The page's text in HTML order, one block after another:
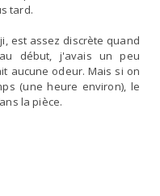
tard.
est assez discrète quand
début, j'avais un peu
aucune odeur. Mais si on
(une heure environ), le
la pièce.